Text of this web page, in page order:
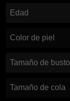
Edad
Color de piel
Tamaño de busto
Tamaño de cola